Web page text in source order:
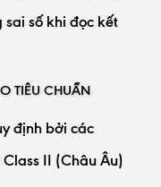
số khi đọc kết
TIÊU CHUẨN
định bởi các
II (Châu Âu)